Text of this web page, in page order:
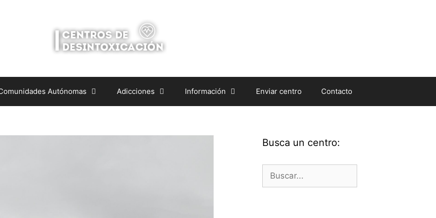
Autónomas Adicciones Información Enviar centro Contacto
Busca un centro:
Buscar: